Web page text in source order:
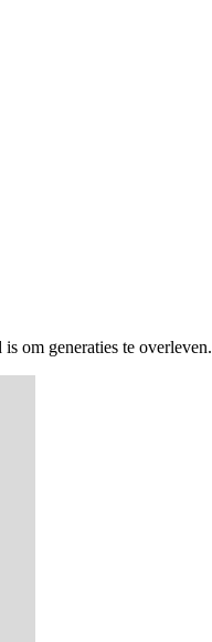
om generaties te overleven.